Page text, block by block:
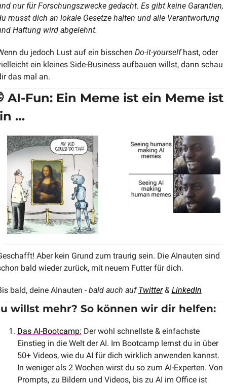
nur für Forschungszwecke gedacht. Es gibt keine Garantien,
musst dich an lokale Gesetze halt​​en und alle Verantwortung
Haftung wird abgelehnt.
du jedoch Lust auf ein bisschen Do-it-yourself hast, oder
ein kleines Side-Business aufbauen willst, dann schau
das mal an.
AI-Fun: Ein Meme ist ein Meme ist
…
Aber kein Grund zum traurig sein. Die AInauten sind
bald wieder zurück, mit neuem Futter für dich.
bald, deine AInauten - bald auch auf Twitter & LinkedIn
willst mehr? So können wir dir helfen:
Das AI-Bootcamp: Der wohl schnellste & einfachste
Einstieg in die Welt der AI. Im Bootcamp lernst du in über
50+ Videos, wie du AI für dich wirklich anwenden kannst.
In weniger als 2 Wochen wirst du so zum AI-Experten. Von
Prompts, zu Bildern und Videos, bis zu AI im Office ist